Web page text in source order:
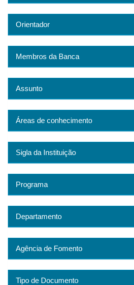
Orientador
Membros da Banca
Assunto
Áreas de conhecimento
Sigla da Instituição
Programa
Departamento
Agência de Fomento
Tipo de Documento